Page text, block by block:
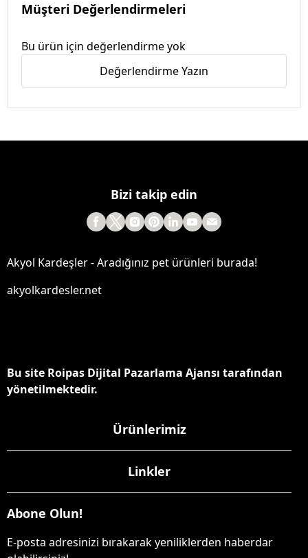
Müşteri Değerlendirmeleri
Bu ürün için değerlendirme yok
Değerlendirme Yazın
Bizi takip edin
Akyol Kardeşler - Aradığınız pet ürünleri burada!
akyolkardesler.net
Bu site Roipas Dijital Pazarlama Ajansı tarafından
yönetilmektedir.
Ürünlerimiz
Linkler
Abone Olun!
E-posta adresinizi bırakarak yeniliklerden haberdar